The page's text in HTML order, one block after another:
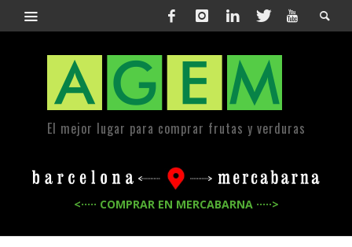
El mejor lugar para comprar frutas y verduras
<····· COMPRAR EN MERCABARNA ·····>